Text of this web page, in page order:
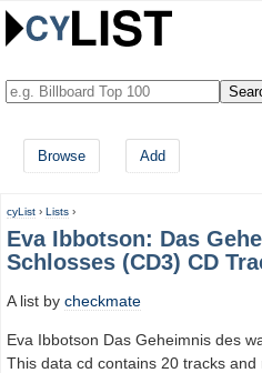
Browse Add
cyList › Lists ›
Eva Ibbotson: Das
Schlosses (CD3) CD
A list by checkmate
Eva Ibbotson Das Geheimnis des
This data cd contains 20 tracks and